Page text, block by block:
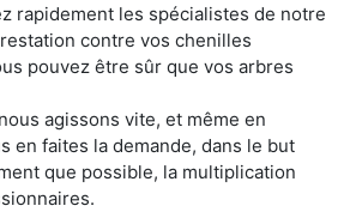
rapidement les spécialistes de notre
contre vos chenilles
pouvez être sûr que vos arbres
agissons vite, et même en
en faites la demande, dans le but
que possible, la multiplication